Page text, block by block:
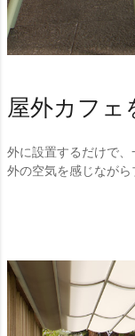
屋外カフェ
外に設置するだけで、
外の空気を感じながら